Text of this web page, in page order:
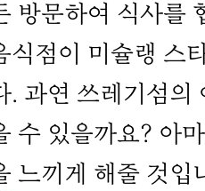
방문하여 식사를
식점이 미슐랭 스
. 과연 쓰레기섬의
수 있을까요? 아
느끼게 해줄 것